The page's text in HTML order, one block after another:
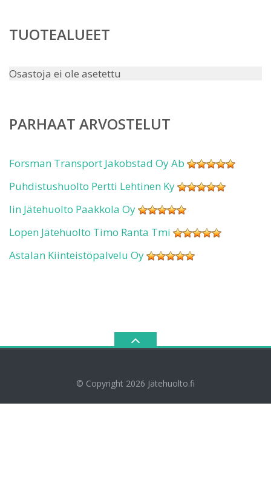
TUOTEALUEET
Osastoja ei ole asetettu
PARHAAT ARVOSTELUT
Forsman Transport Jakobstad Oy Ab
Puhdistushuolto Pertti Lehtinen Ky
Iin Jätehuolto Paakkola Oy
Lopen Jätehuolto Timo Ranta Tmi
Astalan Kiinteistöpalvelu Oy
© Copyright 2026 Jätehuolto.fi